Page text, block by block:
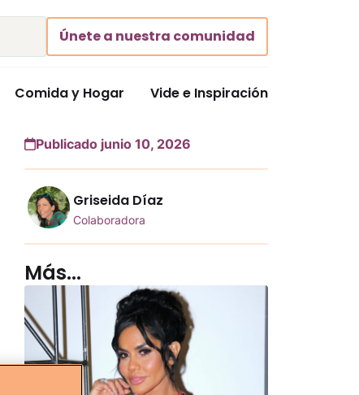
Únete a nuestra comunidad
Comida y Hogar Vide e Inspiración
Publicado junio 10, 2026
Griseida Díaz
Colaboradora
Más...